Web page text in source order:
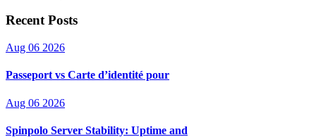
Recent Posts
Aug 06 2026
Passeport vs Carte d’identité pour
Aug 06 2026
Spinpolo Server Stability: Uptime and